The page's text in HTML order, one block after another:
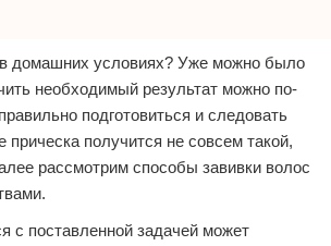
в домашних условиях? Уже можно было
необходимый результат можно по-
подготовиться и следовать
прическа получится не совсем такой,
рассмотрим способы завивки волос
с поставленной задачей может